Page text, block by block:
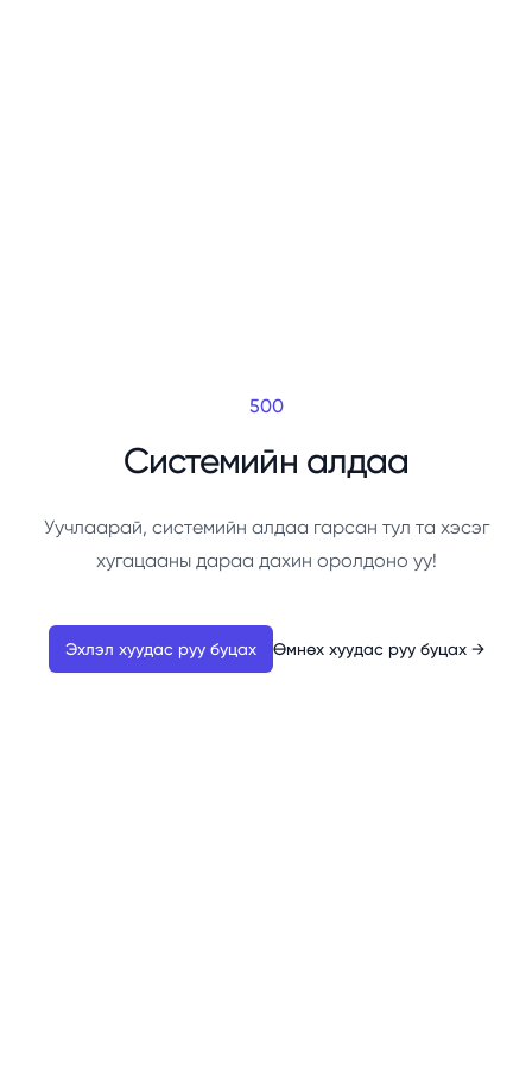
500
Системийн алдаа
Уучлаарай, системийн алдаа гарсан тул та хэсэг
хугацааны дараа дахин оролдоно уу!
Эхлэл хуудас руу буцах Өмнөх хуудас руу буцах →